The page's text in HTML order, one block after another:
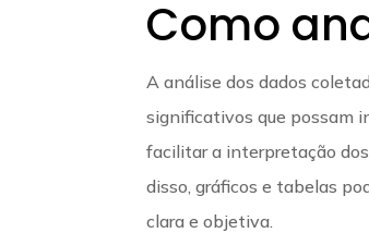
Como
A análise dos dados
significativos que possam
facilitar a interpretação
disso, gráficos e tabelas
clara e objetiva.